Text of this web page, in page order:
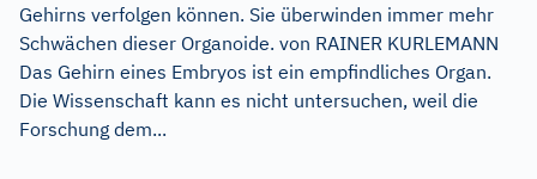
Gehirns verfolgen können. Sie überwinden immer mehr
Schwächen dieser Organoide. von RAINER KURLEMANN
Das Gehirn eines Embryos ist ein empfindliches Organ.
Die Wissenschaft kann es nicht untersuchen, weil die
Forschung dem...